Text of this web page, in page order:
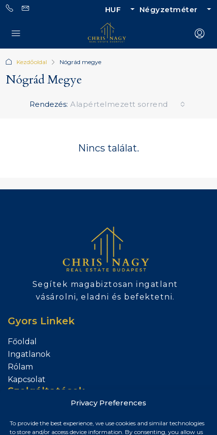
Privacy Preferences
To provide the best experience, we use cookies and similar technologies
to store and/or access device information. By consenting, you allow us
HUF Négyzetméter
Kezdőoldal Nógrád megye
Nógrád Megye
Rendezés: Alapértelmezett sorrend
Nincs találat.
Segítek magabiztosan ingatlant
vásárolni, eladni és befektetni.
Gyors Linkek
Főoldal
Ingatlanok
Rólam
Kapcsolat
Szolgáltatások
Kapcsolat